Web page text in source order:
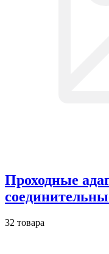
Проходные
32 товара